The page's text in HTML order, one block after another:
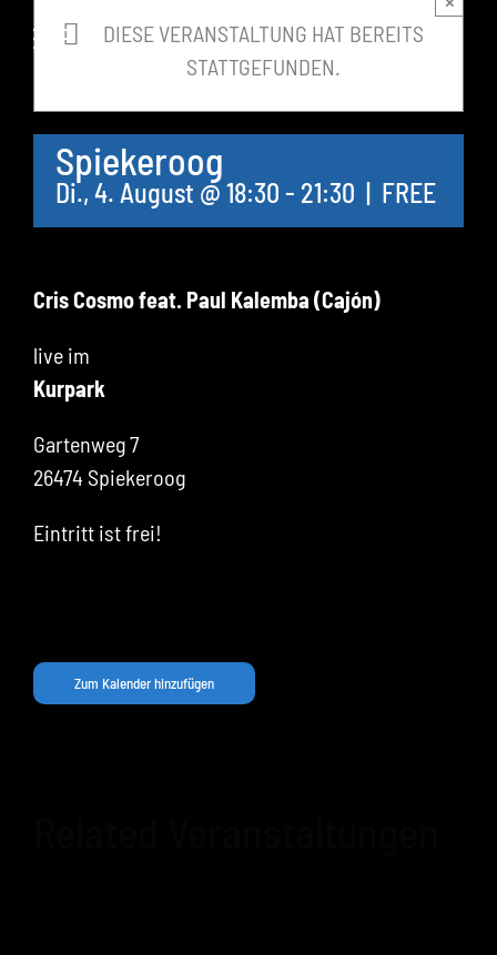
DIESE VERANSTALTUNG HAT BEREITS
STATTGEFUNDEN.
Spiekeroog
Di., 4. August @ 18:30 - 21:30 | FREE
Cris Cosmo feat. Paul Kalemba (Cajón)
live im
Kurpark
Gartenweg 7
26474 Spiekeroog
Eintritt ist frei!
Zum Kalender hinzufügen